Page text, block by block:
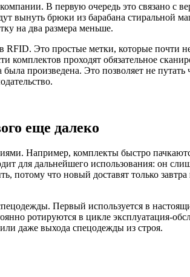
В первую очередь это связано с
вынуть брюки из барабана стиральной
на два размера меньше.
Это простые метки, которые почти
проходят обязательное
произведена. Это позволяет не путать
еще далеко
Например, комплекты быстро
для дальнейшего использования: он
что новый доставят только
Первый используется в
ротируются в цикле эксплуатация-
или даже выхода спецодежды из строя.